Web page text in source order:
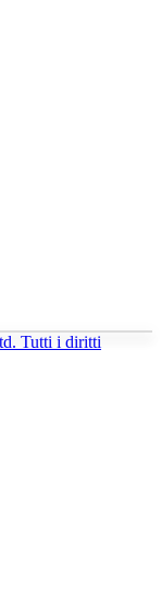
Tutti i diritti